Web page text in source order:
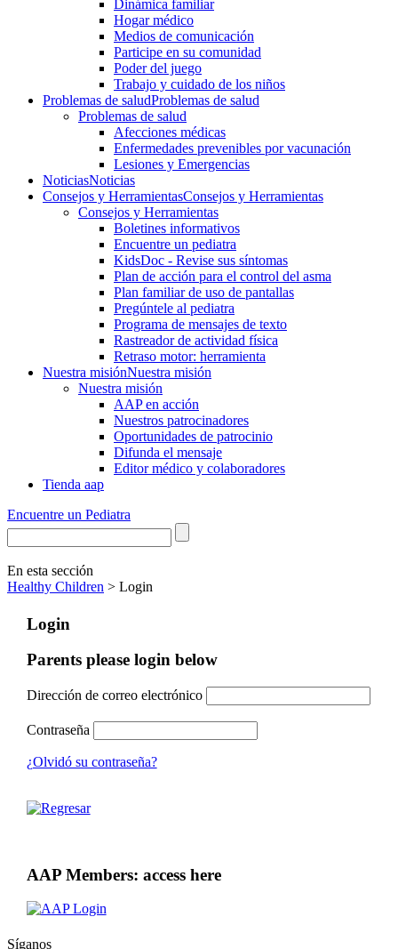
Dinámica familiar
Hogar médico
Medios de comunicación
Participe en su comunidad
Poder del juego
Trabajo y cuidado de los niños
Problemas de saludProblemas de salud
Problemas de salud
Afecciones médicas
Enfermedades prevenibles por vacunación
Lesiones y Emergencias
NoticiasNoticias
Consejos y HerramientasConsejos y Herramientas
Consejos y Herramientas
Boletines informativos
Encuentre un pediatra
KidsDoc - Revise sus síntomas
Plan de acción para el control del asma
Plan familiar de uso de pantallas
Pregúntele al pediatra
Programa de mensajes de texto
Rastre​​ador de activida​d física
Retraso motor: herramienta
Nuestra misiónNuestra misión
Nuestra misión
AAP en acción
Nuestros patrocinadores
Oportunidades de patrocinio
Difunda el mensaje
Editor médico y colaboradores
Tienda aap
Encuentre un Pediatra
En esta sección
Healthy Children > Login
Login
Parents please login below
Dirección de correo electrónico
Contraseña
¿Olvidó su contraseña?
AAP Members: access here
Síganos